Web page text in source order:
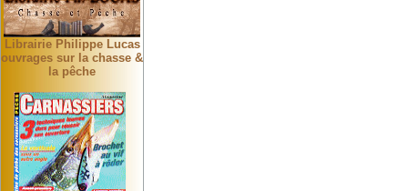
Librairie Philippe Lucas
ouvrages sur la chasse &
la pêche